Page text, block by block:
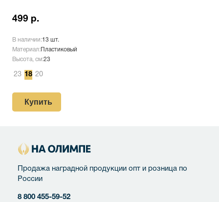
499 р.
В наличии:13 шт.
Материал: Пластиковый
Высота, см:23
23 18 20
Купить
Продажа наградной продукции опт и розница по
России
8 800 455-59-52